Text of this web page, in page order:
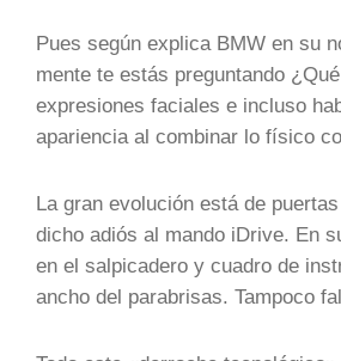
Pues según explica BMW en su
mente te estás preguntando
expresiones faciales e incluso
apariencia al combinar lo físico
La gran evolución está de
dicho adiós al mando iDrive. En
en el salpicadero y cuadro de
ancho del parabrisas. Tampoco